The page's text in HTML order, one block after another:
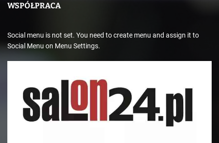
WSPÓŁPRACA
Social menu is not set. You need to create menu and assign it to
Social Menu on Menu Settings.